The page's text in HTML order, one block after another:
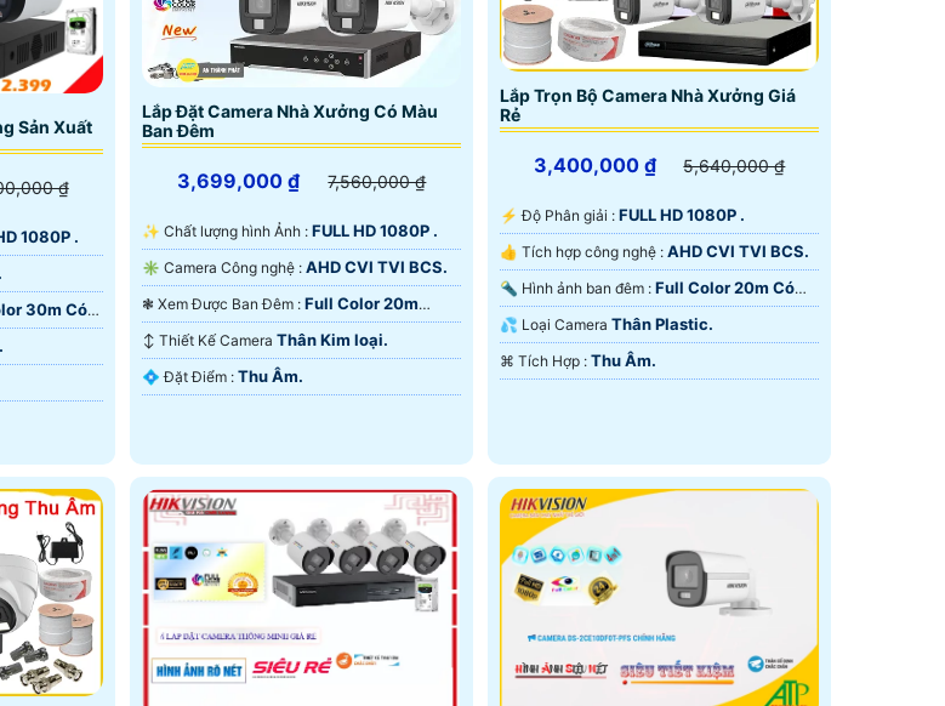
chất lượng hình ảnh thu được là một kiệt tác đáng đầu tư.
Sản Xuất
₫
1080P .
30m Có
Lắp Đặt Camera Nhà Xưởng Có Màu
Ban Đêm
3,699,000 ₫ 7,560,000 ₫
✨ Chất lượng hình Ảnh : FULL HD 1080P .
✳️ Camera Công nghệ : AHD CVI TVI BCS.
❃ Xem Được Ban Đêm : Full Color 20m
Hồng Ngoại EXIR.
↕️ Thiết Kế Camera Thân Kim loại.
️💠 Đặt Điểm : Thu Âm.
Lắp Trọn Bộ Camera Nhà Xưởng Giá
Rẻ
3,400,000 ₫ 5,640,000 ₫
️⚡ Độ Phân giải : FULL HD 1080P .
👍 Tích hợp công nghệ : AHD CVI TVI BCS.
🔦 Hình ảnh ban đêm : Full Color 20m Có
Màu Ban Ðêm.
💦 Loại Camera Thân Plastic.
️⌘ Tích Hợp : Thu Âm.